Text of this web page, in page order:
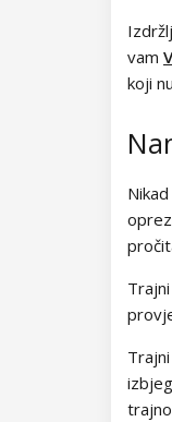
vam
koji